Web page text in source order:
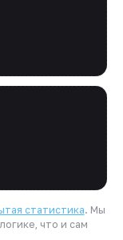
статистика. Мы
что и сам